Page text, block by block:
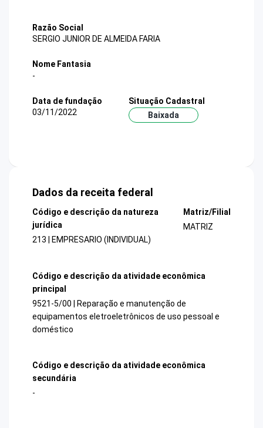
Razão Social
SERGIO JUNIOR DE ALMEIDA FARIA
Nome Fantasia
-
Data de fundação
03/11/2022
Situação Cadastral
Baixada
Dados da receita federal
Código e descrição da natureza
jurídica
213 | EMPRESARIO (INDIVIDUAL)
Matriz/Filial
MATRIZ
Código e descrição da atividade econômica
principal
9521-5/00 | Reparação e manutenção de
equipamentos eletroeletrônicos de uso pessoal e
doméstico
Código e descrição da atividade econômica
secundária
-